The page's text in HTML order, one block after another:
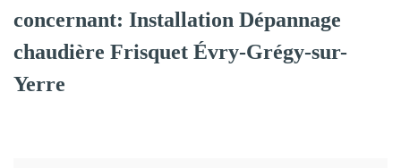
concernant: Installation Dépannage
chaudière Frisquet Évry-Grégy-sur-
Yerre